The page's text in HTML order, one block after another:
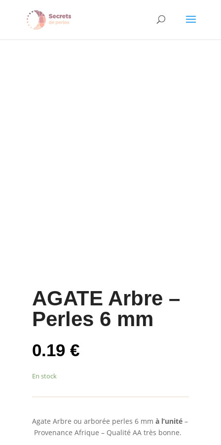
AGATE Arbre –
Perles 6 mm
0.19 €
En stock
Agate Arbre ou arborée perles 6 mm à l’unité–
Provenance Afrique – Qualité AA très bonne.